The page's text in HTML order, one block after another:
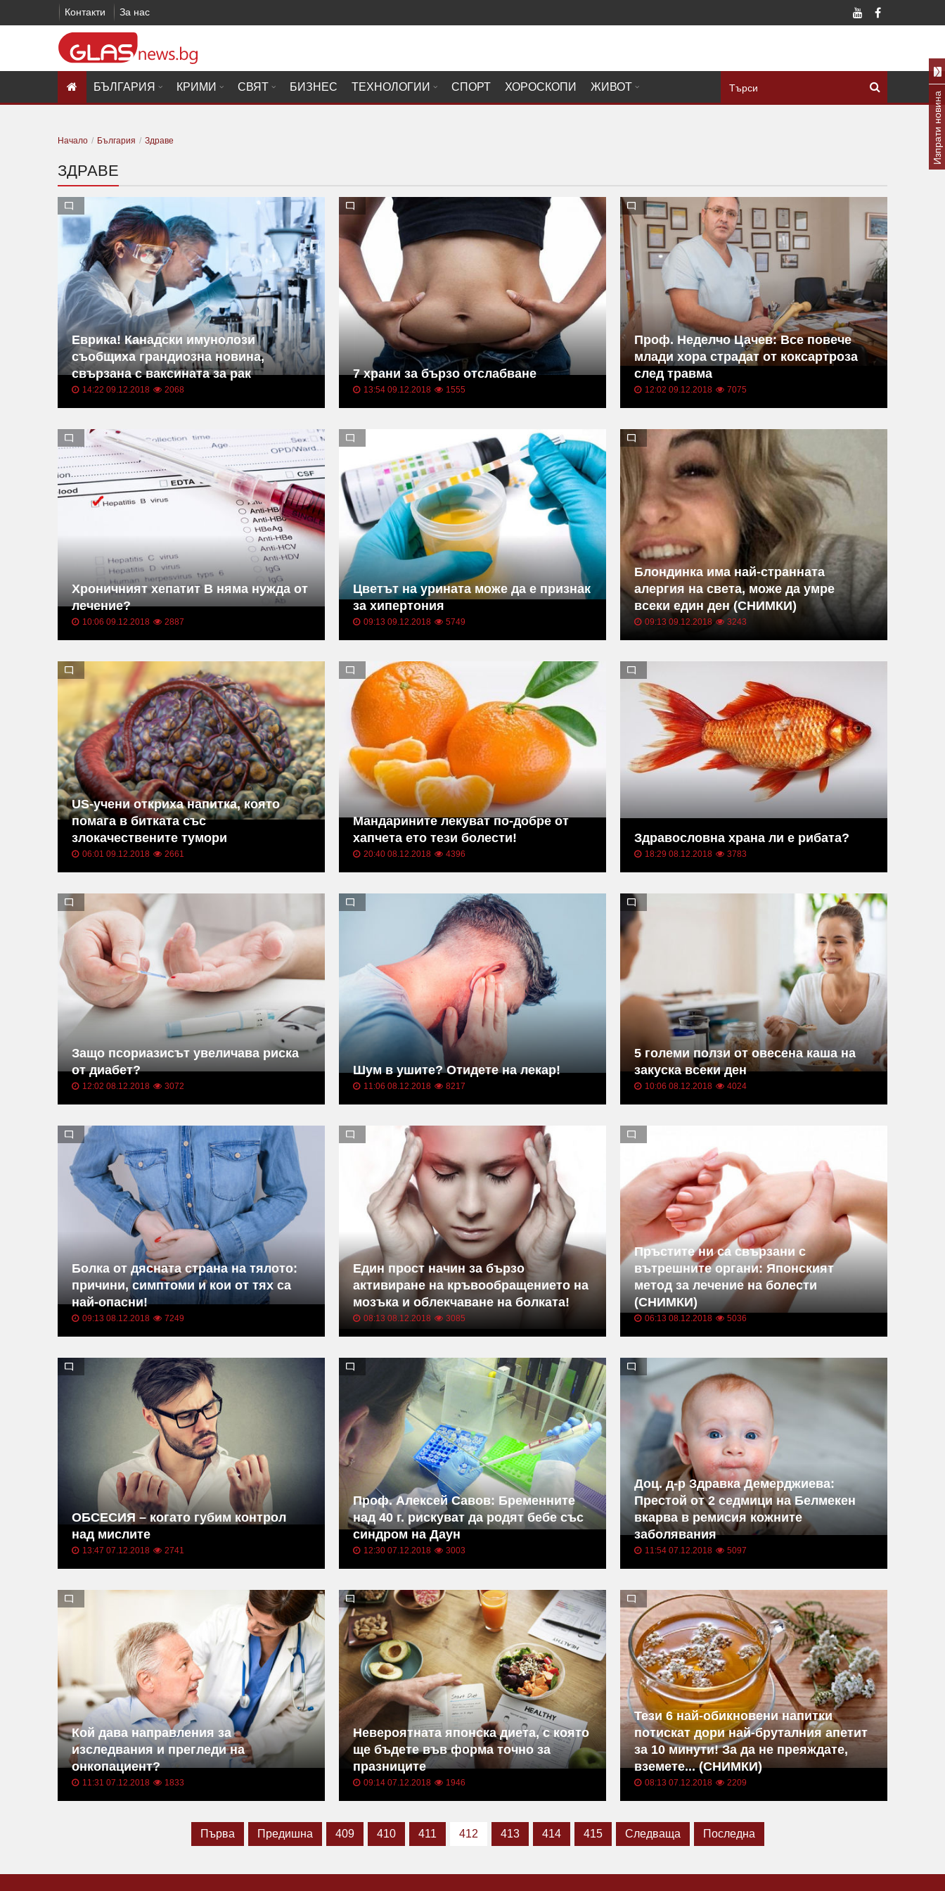
Контакти За нас
БЪЛГАРИЯ КРИМИ СВЯТ БИЗНЕС ТЕХНОЛОГИИ СПОРТ ХОРОСКОПИ ЖИВОТ
Начало България Здраве
ЗДРАВЕ
Еврика! Канадски имунолози
съобщиха грандиозна новина,
свързана с ваксината за рак
14:22 09.12.2018 2068
7 храни за бързо отслабване
13:54 09.12.2018 1555
Проф. Неделчо Цачев: Все повече
млади хора страдат от коксартроза
след травма
12:02 09.12.2018 7075
Хроничният хепатит В няма нужда от
лечение?
10:06 09.12.2018 2887
Цветът на урината може да е признак
за хипертония
09:13 09.12.2018 5749
Блондинка има най-странната
алергия на света, може да умре
всеки един ден (СНИМКИ)
09:13 09.12.2018 3243
US-учени откриха напитка, която
помага в битката със
злокачествените тумори
06:01 09.12.2018 2661
Мандарините лекуват по-добре от
хапчета ето тези болести!
20:40 08.12.2018 4396
Здравословна храна ли е рибата?
18:29 08.12.2018 3783
Защо псориазисът увеличава риска
от диабет?
12:02 08.12.2018 3072
Шум в ушите? Отидете на лекар!
11:06 08.12.2018 8217
5 големи ползи от овесена каша на
закуска всеки ден
10:06 08.12.2018 4024
Болка от дясната страна на тялото:
причини, симптоми и кои от тях са
най-опасни!
09:13 08.12.2018 7249
Един прост начин за бързо
активиране на кръвообращението на
мозъка и облекчаване на болката!
08:13 08.12.2018 3085
Пръстите ни са свързани с
вътрешните органи: Японският
метод за лечение на болести
(СНИМКИ)
06:13 08.12.2018 5036
ОБСЕСИЯ – когато губим контрол
над мислите
13:47 07.12.2018 2741
Проф. Алексей Савов: Бременните
над 40 г. рискуват да родят бебе със
синдром на Даун
12:30 07.12.2018 3003
Доц. д-р Здравка Демерджиева:
Престой от 2 седмици на Белмекен
вкарва в ремисия кожните
заболявания
11:54 07.12.2018 5097
Кой дава направления за
изследвания и прегледи на
онкопациент?
11:31 07.12.2018 1833
Невероятната японска диета, с която
ще бъдете във форма точно за
празниците
09:14 07.12.2018 1946
Тези 6 най-обикновени напитки
потискат дори най-бруталния апетит
за 10 минути! За да не преяждате,
вземете... (СНИМКИ)
08:13 07.12.2018 2209
Първа Предишна 409 410 411 412 413 414 415 Следваща Последна
Изпрати новина